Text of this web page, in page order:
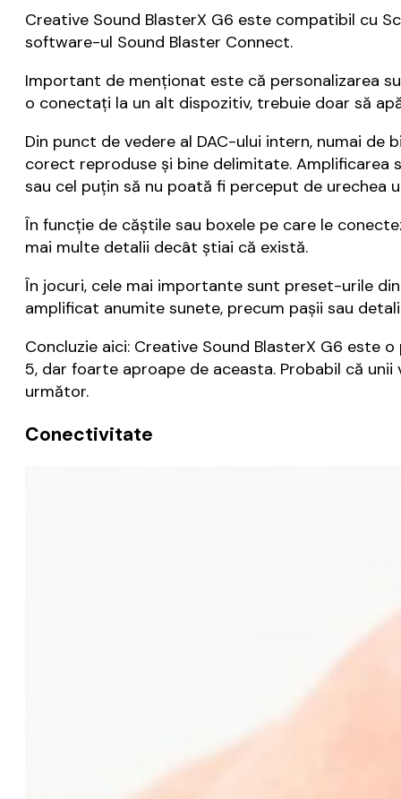
Creative Sound BlasterX G6 este compatibil cu
software-ul Sound Blaster Connect.
Important de menționat este că personalizarea
o conectați la un alt dispozitiv, trebuie doar să
Din punct de vedere al DAC-ului intern, numai de
corect reproduse și bine delimitate.
sau cel puțin să nu poată fi perceput de urechea
În funcție de căștile sau boxele pe care le
mai multe detalii decât știai că există.
În jocuri, cele mai importante sunt preset-urile
amplificat anumite sunete, precum pașii sau
Concluzie aici: Creative Sound BlasterX G6 este
5, dar foarte aproape de aceasta. Probabil că
următor.
Conectivitate